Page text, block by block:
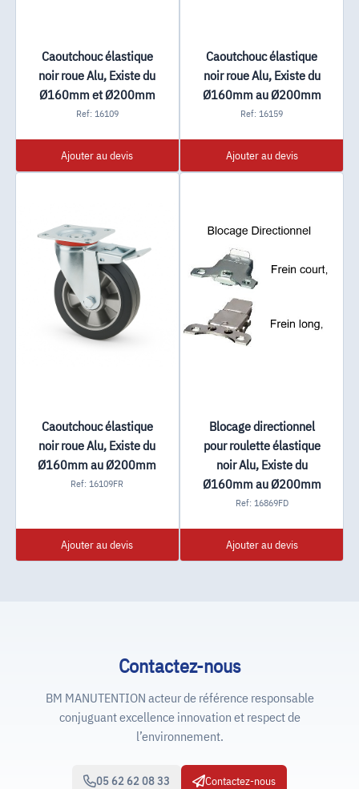
Caoutchouc élastique
noir roue Alu, Existe du
Ø160mm et Ø200mm
Ref: 16109
Ajouter au devis
Caoutchouc élastique
noir roue Alu, Existe du
Ø160mm au Ø200mm
Ref: 16159
Ajouter au devis
Caoutchouc élastique
noir roue Alu, Existe du
Ø160mm au Ø200mm
Ref: 16109FR
Ajouter au devis
Blocage directionnel
pour roulette élastique
noir Alu, Existe du
Ø160mm au Ø200mm
Ref: 16869FD
Ajouter au devis
Contactez-nous
BM MANUTENTION acteur de référence responsable
conjuguant excellence innovation et respect de
l’environnement.
05 62 62 08 33 Contactez-nous